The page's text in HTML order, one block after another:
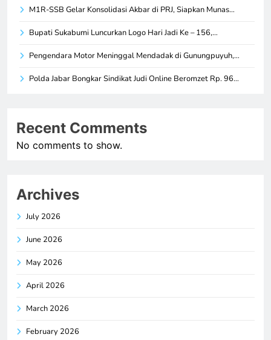
M1R-SSB Gelar Konsolidasi Akbar di PRJ, Siapkan Munas…
Bupati Sukabumi Luncurkan Logo Hari Jadi Ke – 156,…
Pengendara Motor Meninggal Mendadak di Gunungpuyuh,…
Polda Jabar Bongkar Sindikat Judi Online Beromzet Rp. 96…
Recent Comments
No comments to show.
Archives
July 2026
June 2026
May 2026
April 2026
March 2026
February 2026